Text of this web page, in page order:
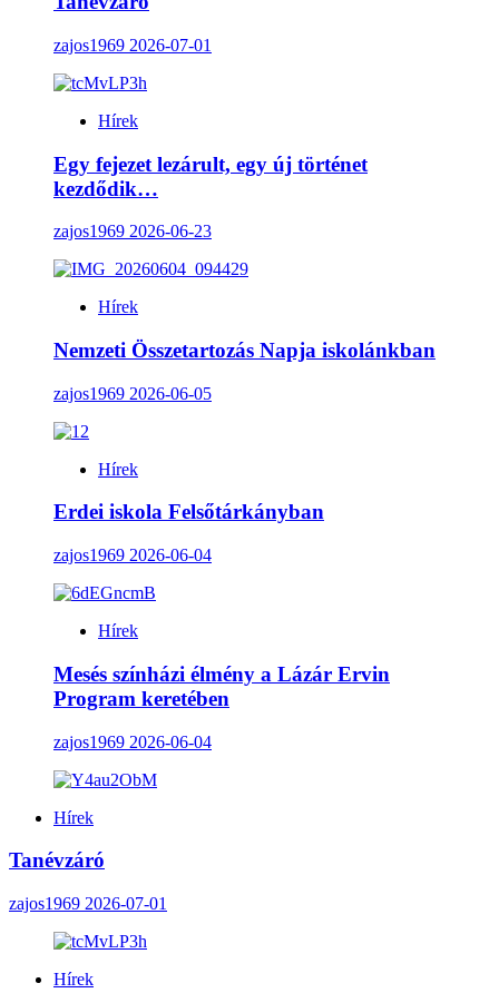
zajos1969 2026-07-01
Hírek
Egy fejezet lezárult, egy új történet
kezdődik…
zajos1969 2026-06-23
Hírek
Nemzeti Összetartozás Napja iskolánkban
zajos1969 2026-06-05
Hírek
Erdei iskola Felsőtárkányban
zajos1969 2026-06-04
Hírek
Mesés színházi élmény a Lázár Ervin
Program keretében
zajos1969 2026-06-04
Hírek
Tanévzáró
zajos1969 2026-07-01
Hírek